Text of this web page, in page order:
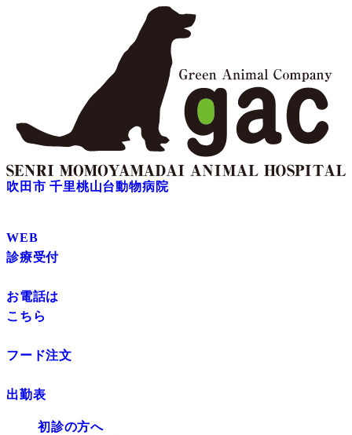
吹田市 千里桃山台動物病院
WEB
診療受付
お電話は
こちら
フード注文
出勤表
初診の方へ